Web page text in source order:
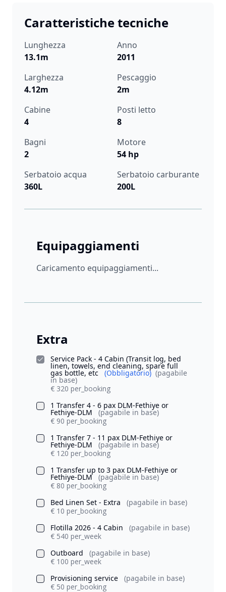
Caratteristiche tecniche
Lunghezza
13.1m
Anno
2011
Larghezza
4.12m
Pescaggio
2m
Cabine
4
Posti letto
8
Bagni
2
Motore
54 hp
Serbatoio acqua
360L
Serbatoio carburante
200L
Equipaggiamenti
Caricamento equipaggiamenti...
Extra
Service Pack - 4 Cabin (Transit log, bed
linen, towels, end cleaning, spare full
gas bottle, etc (Obbligatorio) (pagabile
in base)
€ 320 per_booking
1 Transfer 4 - 6 pax DLM-Fethiye or
Fethiye-DLM
(pagabile in base)
€ 90 per_booking
1 Transfer 7 - 11 pax DLM-Fethiye or
Fethiye-DLM
(pagabile in base)
€ 120 per_booking
1 Transfer up to 3 pax DLM-Fethiye or
Fethiye-DLM (pagabile in base)
€ 80 per_booking
Bed Linen Set - Extra
(pagabile in base)
€ 10 per_booking
Flotilla 2026 - 4 Cabin
(pagabile in base)
€ 540 per_week
Outboard
(pagabile in base)
€ 100 per_week
Provisioning service
(pagabile in base)
€ 50 per_booking